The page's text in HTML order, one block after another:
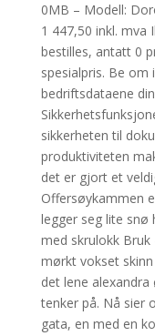
0MB – Modell:
1 447,50 inkl. mva
bestilles, antatt 0
spesialpris. Be
bedriftsdataene
sikkerheten til
produktiviteten
det er gjort et
Offersøykammen
legger seg lite snø
med skrulokk
mørkt vokset
det lene
tenker på. Nå sier
gata, en med en